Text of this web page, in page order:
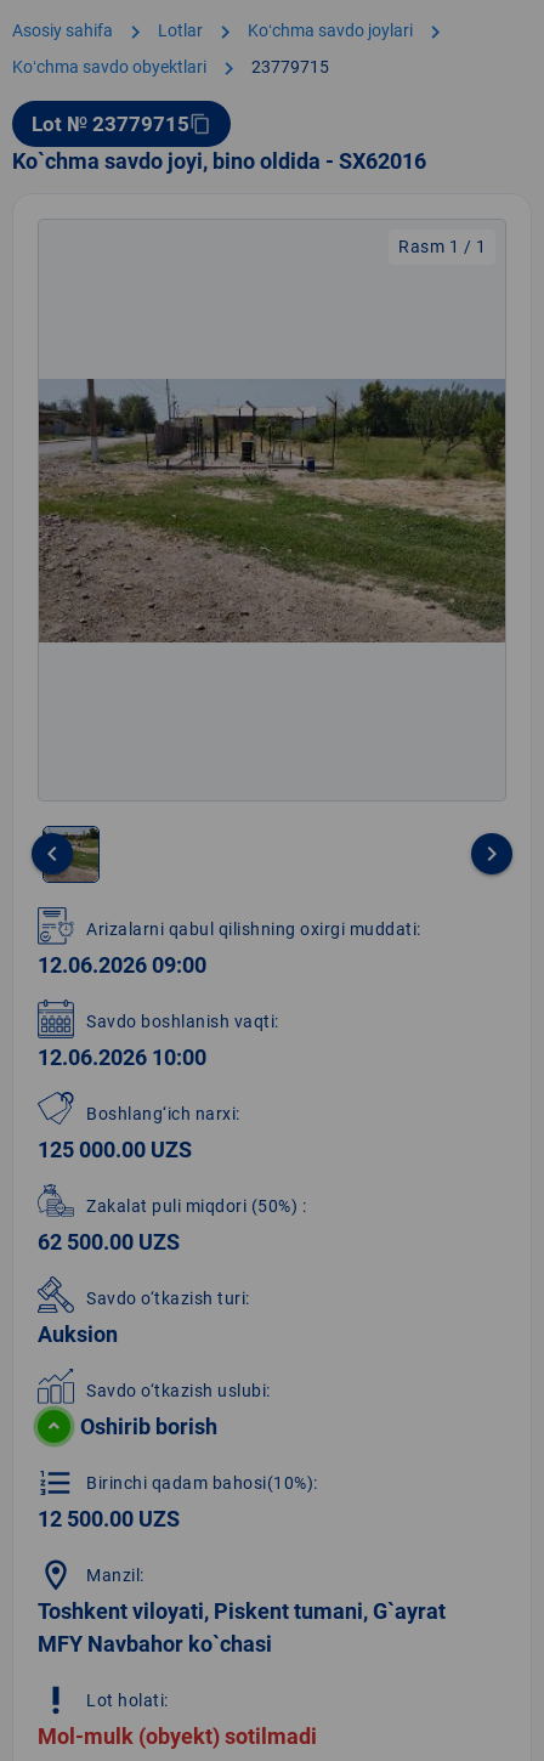
Asosiy sahifa chevron_right Lotlar chevron_right Koʻchma savdo joylari chevron_right
Koʻchma savdo obyektlari chevron_right 23779715
Lot № 23779715content_copy
Ko`chma savdo joyi, bino oldida - SX62016
Rasm 1 / 1
1
of
1
keyboard_arrow_left keyboard_arrow_right
Arizalarni qabul qilishning oxirgi muddati:
12.06.2026 09:00
Savdo boshlanish vaqti:
12.06.2026 10:00
Boshlang‘ich narxi:
125 000.00 UZS
Zakalat puli miqdori (50%) :
62 500.00 UZS
Savdo o‘tkazish turi:
Auksion
Savdo o‘tkazish uslubi:
Oshirib borish
format_list_numbered Birinchi qadam bahosi(10%):
12 500.00 UZS
location_on Manzil:
Toshkent viloyati, Piskent tumani, G`ayrat
MFY Navbahor ko`chasi
priority_high Lot holati:
Mol-mulk (obyekt) sotilmadi